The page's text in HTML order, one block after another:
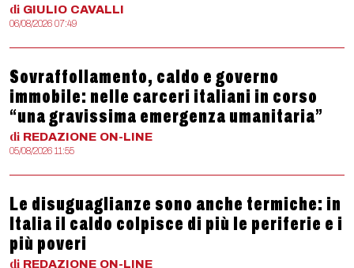
di GIULIO CAVALLI
06/08/2026 07:49
Sovraffollamento, caldo e governo
immobile: nelle carceri italiani in corso
“una gravissima emergenza umanitaria”
di REDAZIONE ON-LINE
05/08/2026 11:55
Le disuguaglianze sono anche termiche: in
Italia il caldo colpisce di più le periferie e i
più poveri
di REDAZIONE ON-LINE